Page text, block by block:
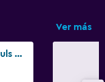
Ver más
Yha London St Pauls Hostel